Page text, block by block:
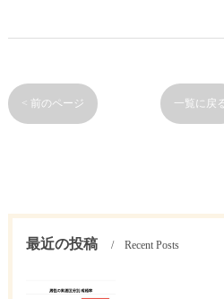
< 前のページ 一覧に戻
最近の投稿 Recent Posts